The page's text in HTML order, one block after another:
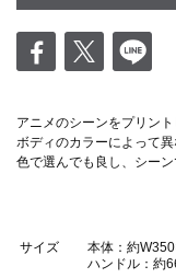
アニメのシーンをプリン
ボディのカラーによって異
色で選んでも良し、シー
サイズ
本体：約
ハンドル：約